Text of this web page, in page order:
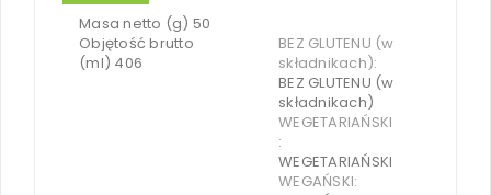
Masa netto (g) 50
Objętość brutto
(ml) 406
BEZ GLUTENU (w
składnikach):
BEZ GLUTENU (w
składnikach)
WEGETARIAŃSKI
:
WEGETARIAŃSKI
WEGAŃSKI: